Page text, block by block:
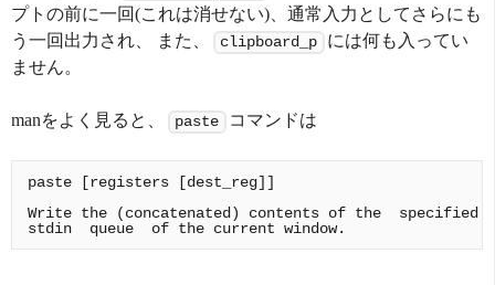
プトの前に一回(これは消せない)、通常入力としてさらにも
う一回出力され、 また、
clipboard_p
には何も入ってい
ません。
manをよく見ると、 paste コマンドは
paste [registers [dest_reg]]
Write the (concatenated) contents of the